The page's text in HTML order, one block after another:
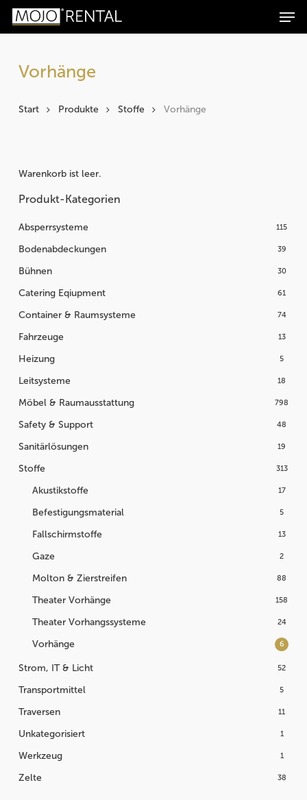
Zum
Inhalt
Zur
Navigation
Skip
Products
search
Suchen
Vorhänge
Start Produkte Stoffe Vorhänge
Warenkorb ist leer.
Produkt-Kategorien
Absperrsysteme 115
Bodenabdeckungen 39
Bühnen 30
Catering Eqiupment 61
Container & Raumsysteme 74
Fahrzeuge 13
Heizung 5
Leitsysteme 18
Möbel & Raumausstattung 798
Safety & Support 48
Sanitärlösungen 19
Stoffe 313
Akustikstoffe 17
Befestigungsmaterial 5
Fallschirmstoffe 13
Gaze 2
Molton & Zierstreifen 88
Theater Vorhänge 158
Theater Vorhangssysteme 24
Vorhänge 6
Strom, IT & Licht 52
Transportmittel 5
Traversen 11
Unkategorisiert 1
Werkzeug 1
Zelte 38